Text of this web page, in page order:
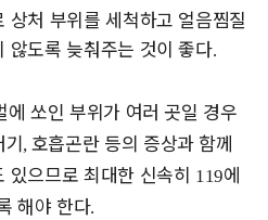
처 부위를 세척하고 얼음찜질
않도록 늦춰주는 것이 좋다.
에 쏘인 부위가 여러 곳일 경우
기, 호흡곤란 등의 증상과 함께
있으므로 최대한 신속히 119에
해야 한다.